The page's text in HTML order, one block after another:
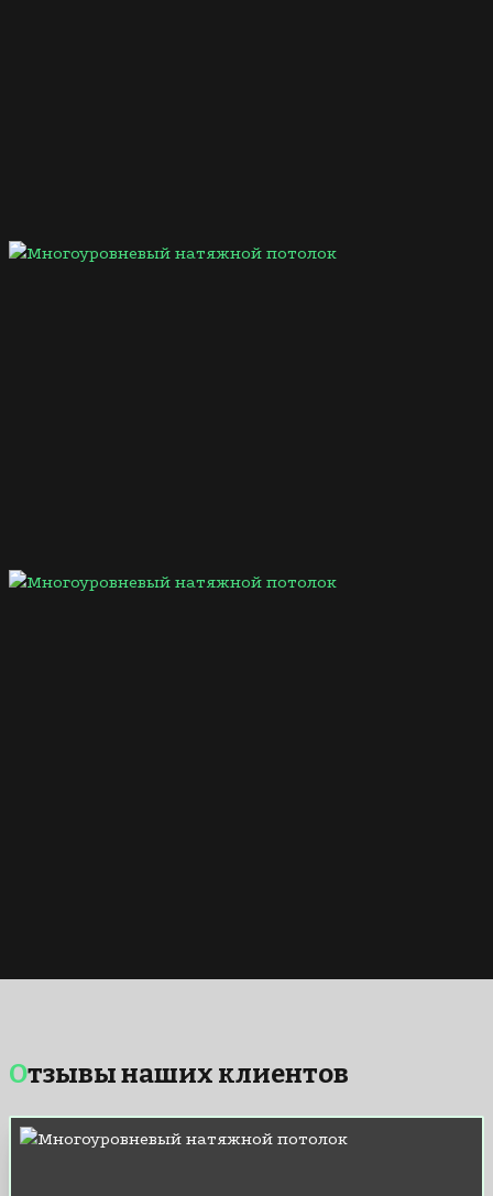
Отзывы наших клиентов